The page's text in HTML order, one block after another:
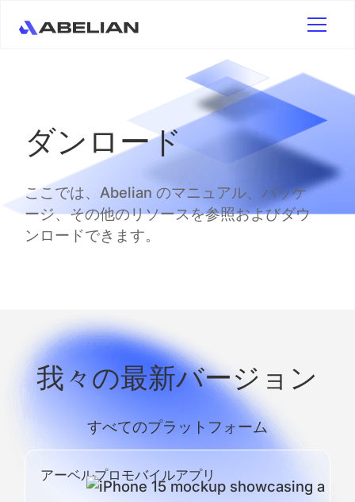
ダンロード
ここでは、Abelian のマニュアル、パッケ
ージ、その他のリソースを参照およびダウ
ンロードできます。
我々の最新バージョン
すべてのプラットフォーム
アーベルプロモバイルアプリ